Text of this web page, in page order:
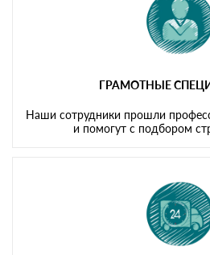
ГРАМОТНЫЕ
Наши сотрудники прошли
и помогут с подбором